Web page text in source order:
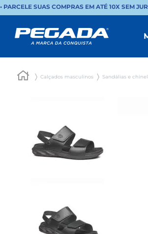
• PARCELE SUAS COMPRAS EM ATÉ 10X SEM
Calçados masculinos Sandálias e